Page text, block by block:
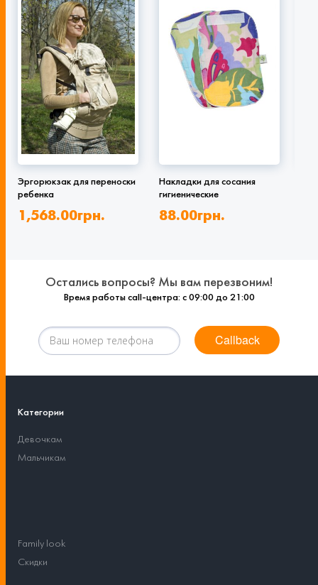
Эргорюкзак для переноски
ребенка
1,568.00грн.
Накладки для сосания
гигиенические
88.00грн.
Остались вопросы? Мы вам перезвоним!
Время работы call-центра: с 09:00 до 21:00
Callback
Категории
Девочкам
Мальчикам
Family look
Скидки